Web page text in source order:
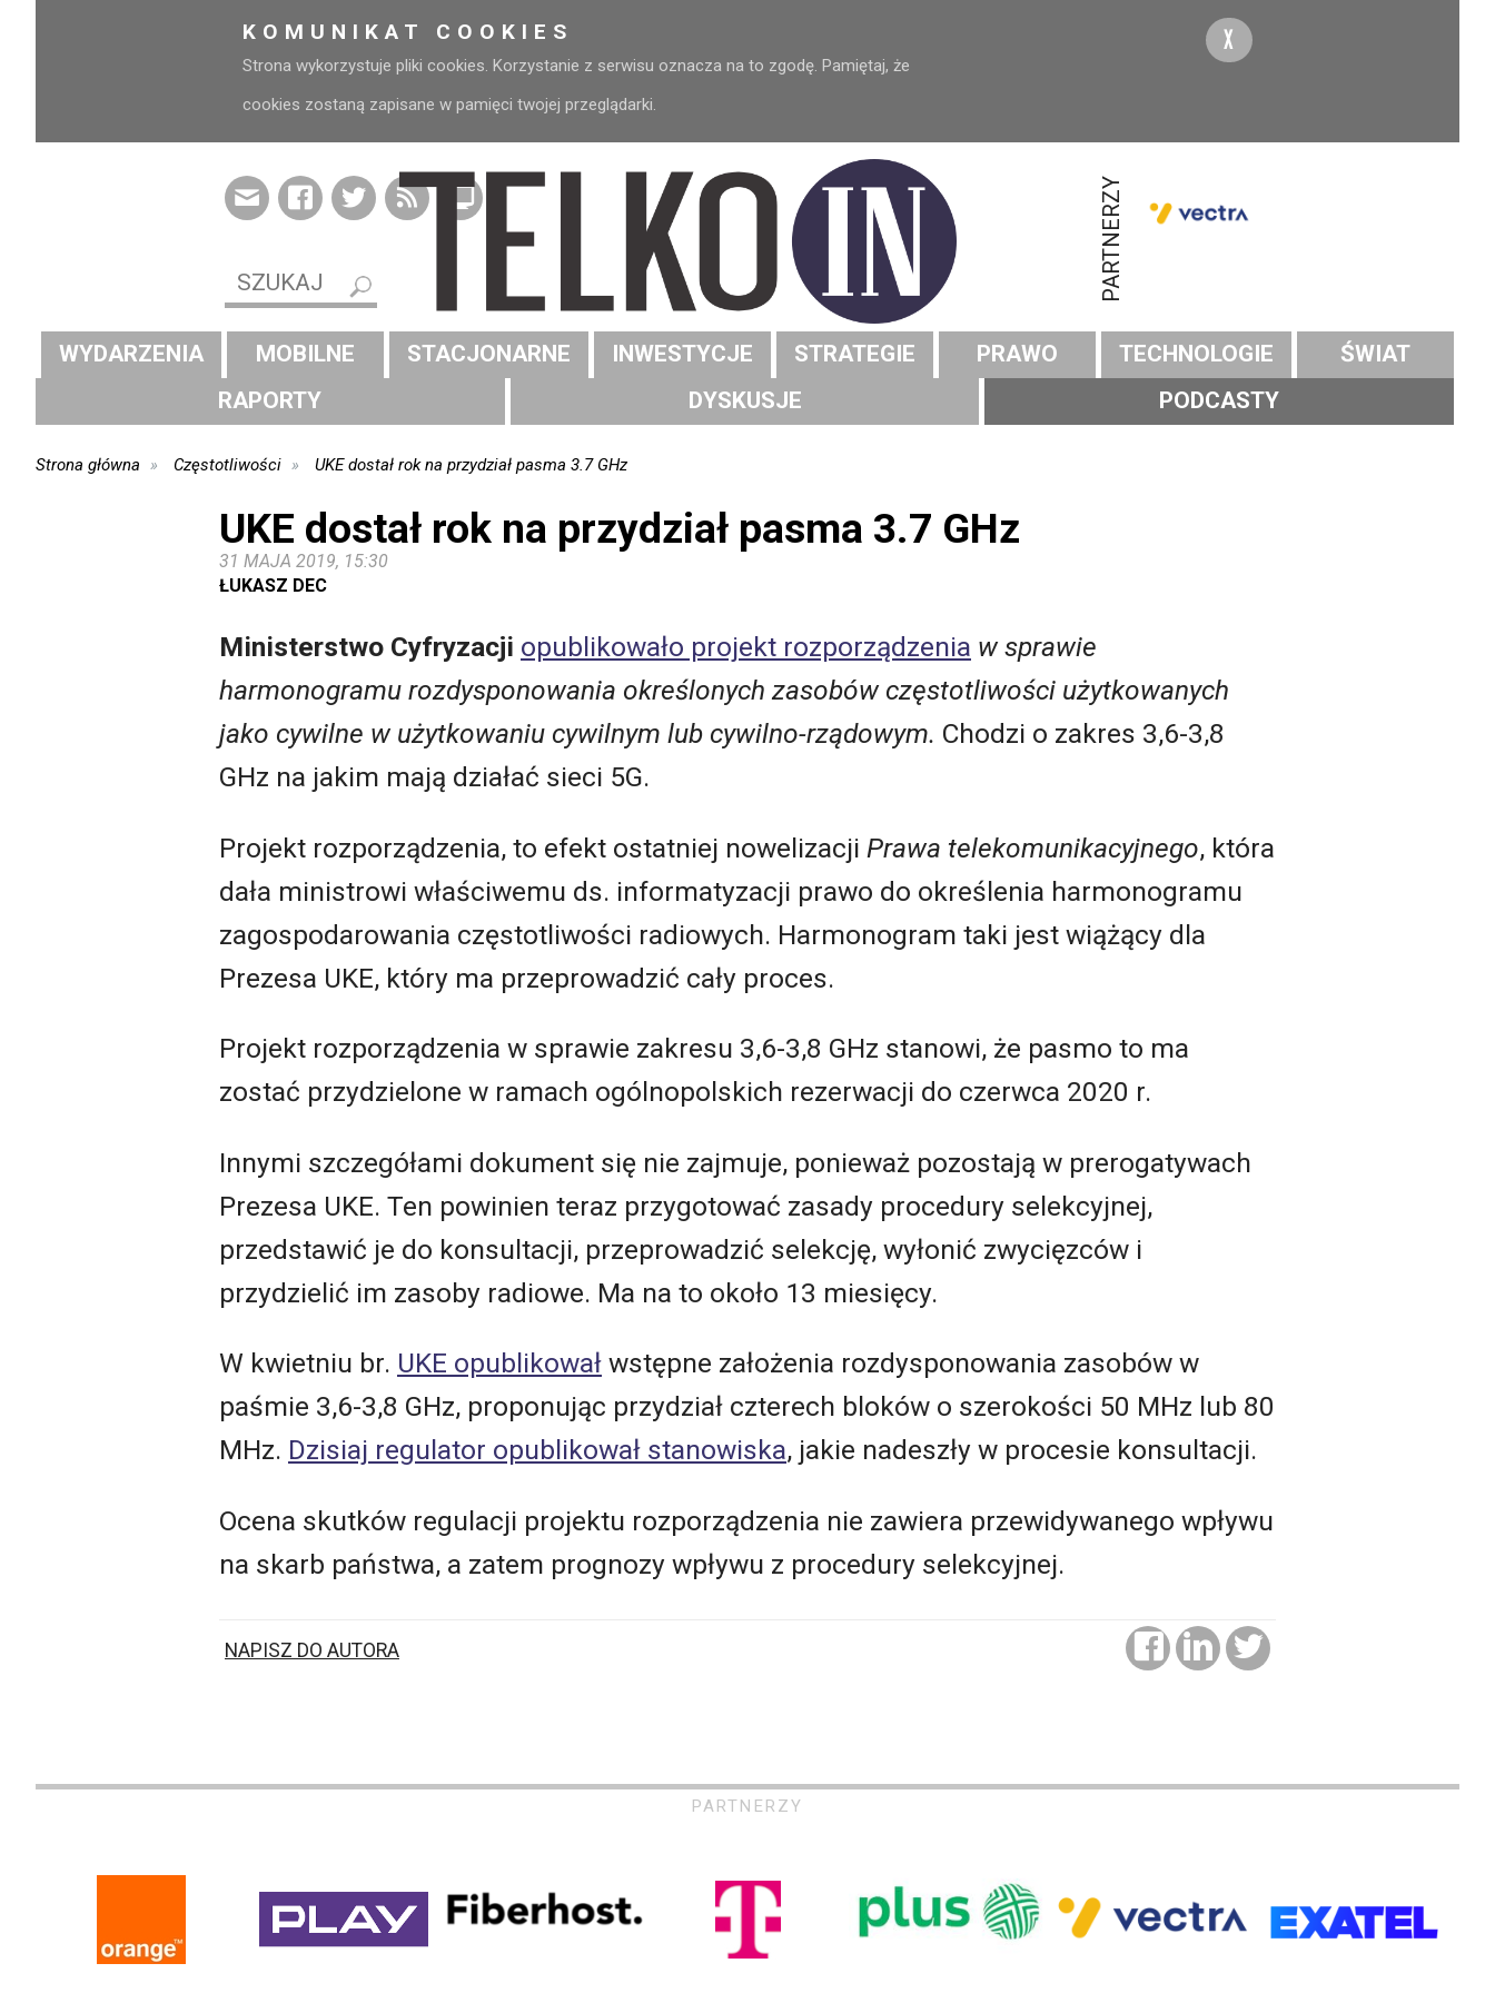
KOMUNIKAT COOKIES
Strona wykorzystuje pliki cookies. Korzystanie z serwisu oznacza na to zgodę. Pamiętaj, że
cookies zostaną zapisane w pamięci twojej przeglądarki.
X
PARTNERZY
WYDARZENIA MOBILNE STACJONARNE INWESTYCJE STRATEGIE PRAWO TECHNOLOGIE
ŚWIAT
RAPORTY
DYSKUSJE PODCASTY
Strona główna Częstotliwości UKE dostał rok na przydział pasma 3.7 GHz
UKE dostał rok na przydział pasma 3.7 GHz
31 MAJA 2019, 15:30
ŁUKASZ DEC
Ministerstwo Cyfryzacji opublikowało projekt rozporządzenia w sprawie
harmonogramu rozdysponowania określonych zasobów częstotliwości użytkowanych
jako cywilne w użytkowaniu cywilnym lub cywilno-rządowym. Chodzi o zakres 3,6-3,8
GHz na jakim mają działać sieci 5G.
Projekt rozporządzenia, to efekt ostatniej nowelizacji Prawa telekomunikacyjnego, która
dała ministrowi właściwemu ds. informatyzacji prawo do określenia harmonogramu
zagospodarowania częstotliwości radiowych. Harmonogram taki jest wiążący dla
Prezesa UKE, który ma przeprowadzić cały proces.
Projekt rozporządzenia w sprawie zakresu 3,6-3,8 GHz stanowi, że pasmo to ma
zostać przydzielone w ramach ogólnopolskich rezerwacji do czerwca 2020 r.
Innymi szczegółami dokument się nie zajmuje, ponieważ pozostają w prerogatywach
Prezesa UKE. Ten powinien teraz przygotować zasady procedury selekcyjnej,
przedstawić je do konsultacji, przeprowadzić selekcję, wyłonić zwycięzców i
przydzielić im zasoby radiowe. Ma na to około 13 miesięcy.
W kwietniu br. UKE opublikował wstępne założenia rozdysponowania zasobów w
paśmie 3,6-3,8 GHz, proponując przydział czterech bloków o szerokości 50 MHz lub 80
MHz. Dzisiaj regulator opublikował stanowiska, jakie nadeszły w procesie konsultacji.
Ocena skutków regulacji projektu rozporządzenia nie zawiera przewidywanego wpływu
na skarb państwa, a zatem prognozy wpływu z procedury selekcyjnej.
NAPISZ DO AUTORA
PARTNERZY